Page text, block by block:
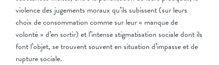
violence des jugements moraux qu’ils subissent (sur leurs
choix de consommation comme sur leur « manque de
volonté » d’en sortir) et l’intense stigmatisation sociale dont ils
font l’objet, se trouvent souvent en situation d’impasse et de
rupture sociale.